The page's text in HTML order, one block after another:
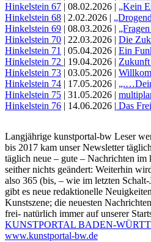
Hinkelstein 67 | 08.02.2026 | „Kein
Hinkelstein 68 | 2.02.2026 |
Hinkelstein 69 | 08.03.2026 |
Hinkelstein 70 | 22.03.2026 | Die
Hinkelstein 71 | 05.04.2026 | Ein
Hinkelstein 72 | 19.04.2026 | Zukunft
Hinkelstein 73 | 03.05.2026 |
Hinkelstein 74 | 17.05.2026 |
Hinkelstein 75 | 31.05.2026 |
Hinkelstein 76 | 14.06.2026 | Das
Langjährige kunstportal-bw Leser
bis 2017 kam unser Newsletter
täglich neue – gute – Nachrichten
seither nichts geändert: Weiterhin
also 365 (bis, – wie im letzten
gibt es neue redaktionelle
Kunstszene; die neuesten
frei- natürlich immer auf unserer
KUNSTPORTAL BADEN-
www.kunstportal-bw.de